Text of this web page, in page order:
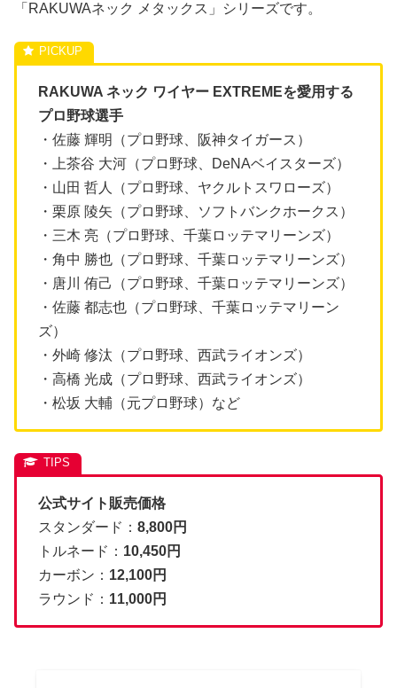
「RAKUWAネック メタックス」シリーズです。
RAKUWA ネック ワイヤー EXTREMEを愛用する
プロ野球選手
・佐藤 輝明（プロ野球、阪神タイガース）
・上茶谷 大河（プロ野球、DeNAベイスターズ）
・山田 哲人（プロ野球、ヤクルトスワローズ）
・栗原 陵矢（プロ野球、ソフトバンクホークス）
・三木 亮（プロ野球、千葉ロッテマリーンズ）
・角中 勝也（プロ野球、千葉ロッテマリーンズ）
・唐川 侑己（プロ野球、千葉ロッテマリーンズ）
・佐藤 都志也（プロ野球、千葉ロッテマリーン
ズ）
・外崎 修汰（プロ野球、西武ライオンズ）
・高橋 光成（プロ野球、西武ライオンズ）
・松坂 大輔（元プロ野球）など
公式サイト販売価格
スタンダード： 8,800円
トルネード： 10,450円
カーボン： 12,100円
ラウンド： 11,000円